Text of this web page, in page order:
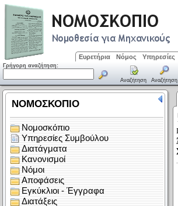
Ευρετήρια Νόμος Υπηρεσίες
Γρήγορη αναζήτηση:
Αναζήτηση Αναζήτηση